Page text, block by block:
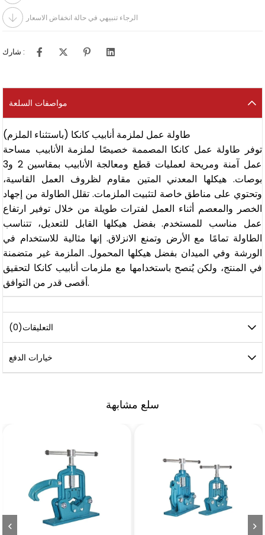
الرجاء تنبيهي في حالة انخفاض الاسعار
شارك :
مواصفات السلعة
طاولة عمل لملزمة أنابيب كانكا (باستثناء الملزم)
توفر طاولة عمل كانكا المصممة خصيصًا لملزمة الأنابيب مساحة
عمل آمنة ومريحة لعمليات قطع ومعالجة الأنابيب بمقاسين 2 و3
بوصات. هيكلها المعدني المتين مقاوم لظروف العمل القاسية،
وتحتوي على مناطق خاصة لتثبيت الملزمات. تقلل الطاولة من إجهاد
الخصر والمعصم أثناء العمل لفترات طويلة من خلال توفير ارتفاع
عمل مناسب للمستخدم. بفضل هيكلها القابل للتعديل، تتناسب
الطاولة تمامًا مع الأرض وتمنع الانزلاق. إنها مثالية للاستخدام في
الورشة وفي الميدان بفضل هيكلها المحمول. الملزمة غير متضمنة
في المنتج، ولكن يُنصح باستخدامها مع ملزمات أنابيب كانكا لتحقيق
أقصى قدر من التوافق.
التعليقات(0)
خيارات الدفع
سلع مشابهة